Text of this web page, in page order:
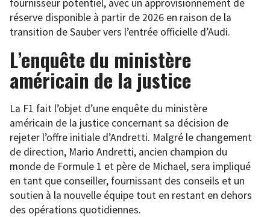
fournisseur potentiel, avec un approvisionnement de
réserve disponible à partir de 2026 en raison de la
transition de Sauber vers l’entrée officielle d’Audi.
L’enquête du ministère
américain de la justice
La F1 fait l’objet d’une enquête du ministère
américain de la justice concernant sa décision de
rejeter l’offre initiale d’Andretti. Malgré le changement
de direction, Mario Andretti, ancien champion du
monde de Formule 1 et père de Michael, sera impliqué
en tant que conseiller, fournissant des conseils et un
soutien à la nouvelle équipe tout en restant en dehors
des opérations quotidiennes.